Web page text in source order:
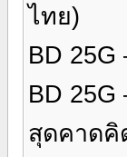
ไทย)
BD
BD 25G
สุดคาดคิ